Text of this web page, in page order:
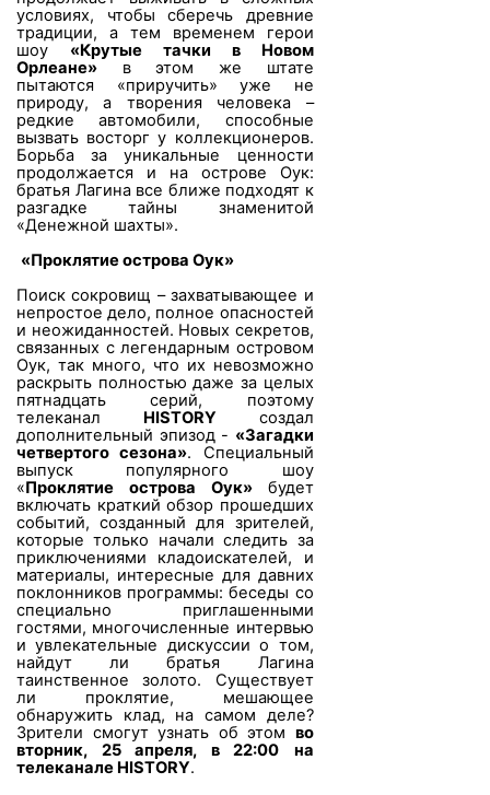
условиях, чтобы сберечь древние
традиции, а тем временем герои
шоу «Крутые тачки в Новом
Орлеане» в этом же штате
пытаются «приручить» уже не
природу, а творения человека –
редкие автомобили, способные
вызвать восторг у коллекционеров.
Борьба за уникальные ценности
продолжается и на острове Оук:
братья Лагина все ближе подходят к
разгадке тайны знаменитой
«Денежной шахты».
«Проклятие острова Оук»
Поиск сокровищ – захватывающее и
непростое дело, полное опасностей
и неожиданностей. Новых секретов,
связанных с легендарным островом
Оук, так много, что их невозможно
раскрыть полностью даже за целых
пятнадцать серий, поэтому
телеканал HISTORY создал
дополнительный эпизод - «Загадки
четвертого сезона». Специальный
выпуск популярного шоу
«Проклятие острова Оук» будет
включать краткий обзор прошедших
событий, созданный для зрителей,
которые только начали следить за
приключениями кладоискателей, и
материалы, интересные для давних
поклонников программы: беседы со
специально приглашенными
гостями, многочисленные интервью
и увлекательные дискуссии о том,
найдут ли братья Лагина
таинственное золото. Существует
ли проклятие, мешающее
обнаружить клад, на самом деле?
Зрители смогут узнать об этом во
вторник, 25 апреля, в 22:00
на
телеканале HISTORY.